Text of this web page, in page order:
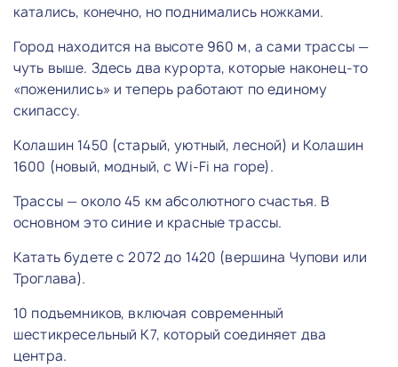
катались, конечно, но поднимались ножками.
Город находится на высоте 960 м, а сами трассы —
чуть выше. Здесь два курорта, которые наконец-то
«поженились» и теперь работают по единому
скипассу.
Колашин 1450 (старый, уютный, лесной) и Колашин
1600 (новый, модный, с Wi-Fi на горе).
Трассы — около 45 км абсолютного счастья. В
основном это синие и красные трассы.
Катать будете с 2072 до 1420 (вершина Чупови или
Троглава).
10 подъемников, включая современный
шестикресельный K7, который соединяет два
центра.